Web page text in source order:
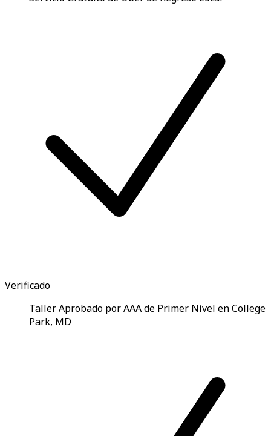
Verificado
Taller Aprobado por AAA de Primer Nivel en College
Park, MD